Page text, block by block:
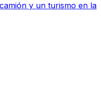
y un turismo en la